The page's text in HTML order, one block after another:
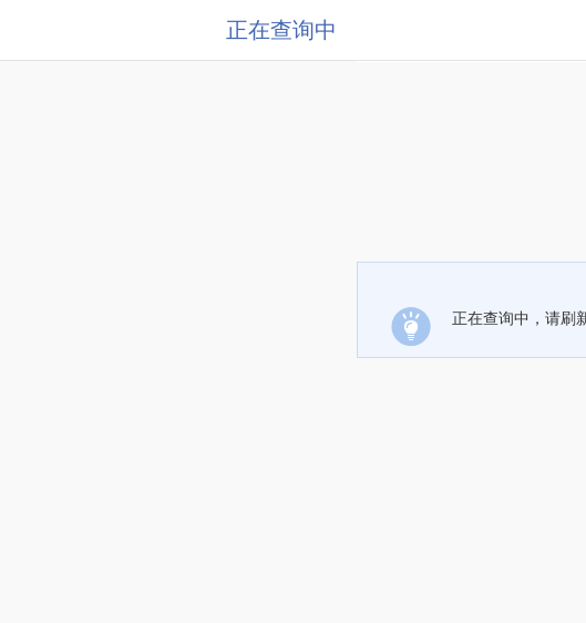
正在查询中
正在查询中，请刷